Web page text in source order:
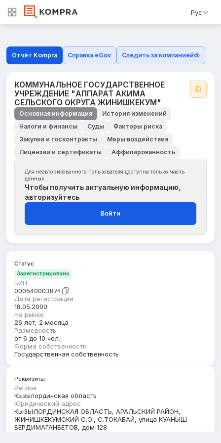
Рус
Отчёт Kompra Справка eGov Следить за компанией
КОММУНАЛЬНОЕ ГОСУДАРСТВЕННОЕ
УЧРЕЖДЕНИЕ "АППАРАТ АКИМА
СЕЛЬСКОГО ОКРУГА ЖИНИШКЕКУМ"
Основная информация
История изменений
Налоги и финансы
Суды
Факторы риска
Закупки и госконтракты
Меры воздействия
Лицензии и сертификаты
Аффилированность
Для неавторизованного пользователя доступна только часть
данных
Чтобы получить актуальную информацию,
авторизуйтесь
Войти
Статус
Зарегистрировано
БИН
000540003874
Дата регистрации
18.05.2000
На рынке
26 лет, 2 месяца
Размерность
от 6 до 10 чел.
Форма собственности
Государственная собственность
Реквизиты
Регион
Кызылординская область
Юридический адрес
КЫЗЫЛОРДИНСКАЯ ОБЛАСТЬ, АРАЛЬСКИЙ РАЙОН,
ЖИНИШКЕКУМСКИЙ С.О., С.ТОКАБАЙ, улица КУАНЫШ
БЕРДИМАГАНБЕТОВ, дом 128